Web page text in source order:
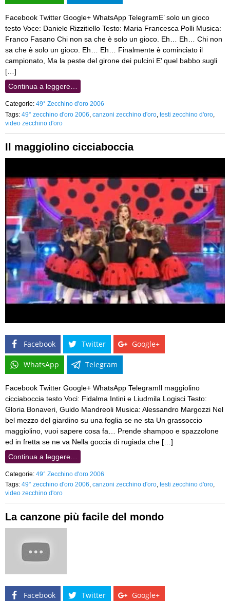
Facebook Twitter Google+ WhatsApp TelegramE’ solo un gioco
testo Voce: Daniele Rizzitiello Testo: Maria Francesca Polli Musica:
Franco Fasano Chi non sa che è solo un gioco. Eh… Eh… Chi non
sa che è solo un gioco. Eh… Eh… Finalmente è cominciato il
campionato, Ma la peste del girone dei pulcini E’ quel babbo sugli
[…]
Continua a leggere…
Categorie: 49° Zecchino d'oro 2006
Tags: 49° zecchino d'oro 2006 canzoni zecchino d'oro testi zecchino d'oro
video zecchino d'oro
Il maggiolino cicciaboccia
Facebook Twitter Google+
WhatsApp Telegram
Facebook Twitter Google+ WhatsApp TelegramIl maggiolino
cicciaboccia testo Voci: Fidalma Intini e Liudmila Logisci Testo:
Gloria Bonaveri, Guido Mandreoli Musica: Alessandro Margozzi Nel
bel mezzo del giardino su una foglia se ne sta Un grassoccio
maggiolino, vuoi sapere cosa fa… Prende shampoo e spazzolone
ed in fretta se ne va Nella goccia di rugiada che […]
Continua a leggere…
Categorie: 49° Zecchino d'oro 2006
Tags: 49° zecchino d'oro 2006 canzoni zecchino d'oro testi zecchino d'oro
video zecchino d'oro
La canzone più facile del mondo
Facebook Twitter Google+